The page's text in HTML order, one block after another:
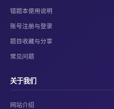
错题本使用说明
账号注册与登录
题目收藏与分享
常见问题
关于我们
网站介绍